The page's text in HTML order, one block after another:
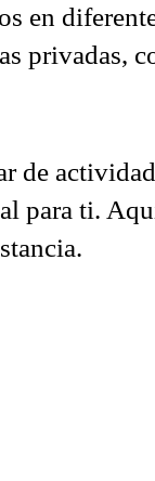
en
privadas,
de
para ti.